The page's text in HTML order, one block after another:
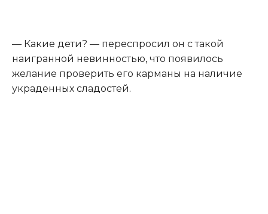
— Какие дети? — переспросил он с такой
наигранной невинностью, что появилось
желание проверить его карманы на наличие
украденных сладостей.